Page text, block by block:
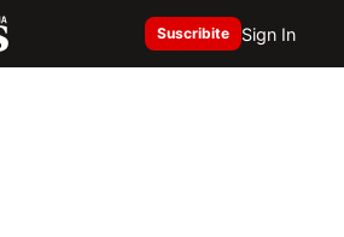
Suscribite Sign In